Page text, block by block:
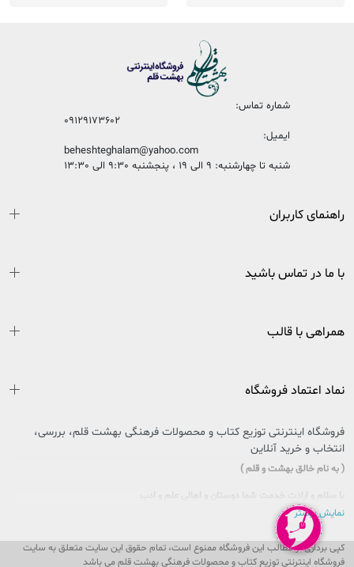
شماره تماس:
09129173602
ایمیل:
beheshteghalam@yahoo.com
شنبه تا چهارشنبه: 9 الی 19 ، پنجشنبه 9:30 الی 13:30
راهنمای کاربران
با ما در تماس باشید
همراهی با قالب
نماد اعتماد فروشگاه
فروشگاه اینترنتی توزیع کتاب و محصولات فرهنگی بهشت قلم، بررسی،
انتخاب و خرید آنلاین
( به نام خالق بهشت و قلم )
با سلام و ارادت خدمت شما دوستان و اهالی علم و ادب
سایتی را که در پیش روی دارید حاصل تلاش بی وقفه جمعی از جوانان اهل فرهنگ و کتاب
کشور عزیزمان ایران است که در راستای تحقق امر و فرمایشات مقام معظم رهبری در
خصوص مطالعه و کتابخوانی، پا به عرصه وجود گذاشت تا ذره ای از این بار سنگین فرهنگی
نمایش بیشتر
کپی برداری از مطالب این فروشگاه ممنوع است، تمام حقوق این سایت متعلق به سایت
فروشگاه اینترنتی توزیع کتاب و محصولات فرهنگی بهشت قلم می باشد